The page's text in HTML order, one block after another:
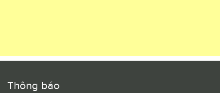
Thông báo